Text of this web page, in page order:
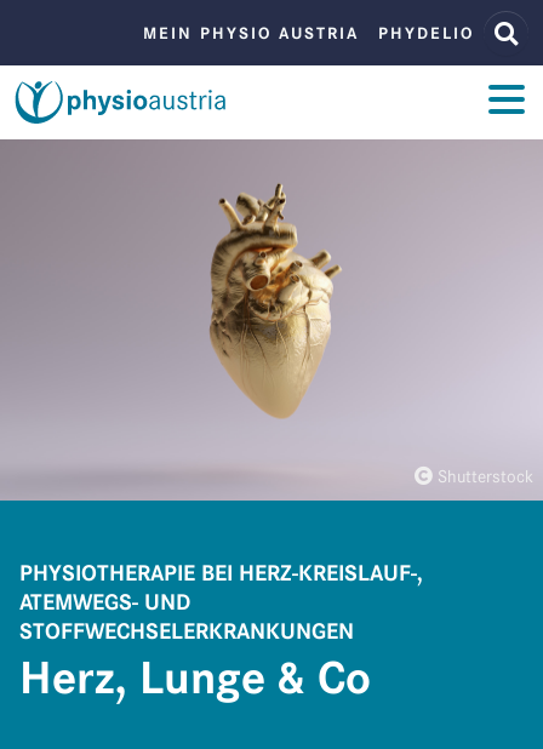
Zum Inhalt
Zur Navigation
MEIN PHYSIO AUSTRIA
PHYDELIO
ZUM INHALT
Shutterstock
PHYSIOTHERAPIE BEI HERZ-KREISLAUF-,
ATEMWEGS- UND
STOFFWECHSELERKRANKUNGEN
Herz, Lunge & Co